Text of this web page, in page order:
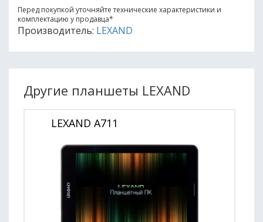
Перед покупкой уточняйте технические характеристики и
комплектацию у продавца*
Производитель: LEXAND
Другие планшеты LEXAND
LEXAND A711